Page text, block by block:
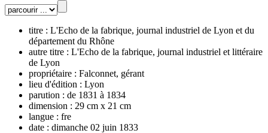
titre : L'Echo de la fabrique, journal industriel de Lyon et du
département du Rhône
autre titre : L'Echo de la fabrique, journal industriel et littéraire
de Lyon
propriétaire : Falconnet, gérant
lieu d'édition : Lyon
parution : de 1831 à 1834
dimension : 29 cm x 21 cm
langue : fre
date : dimanche 02 juin 1833